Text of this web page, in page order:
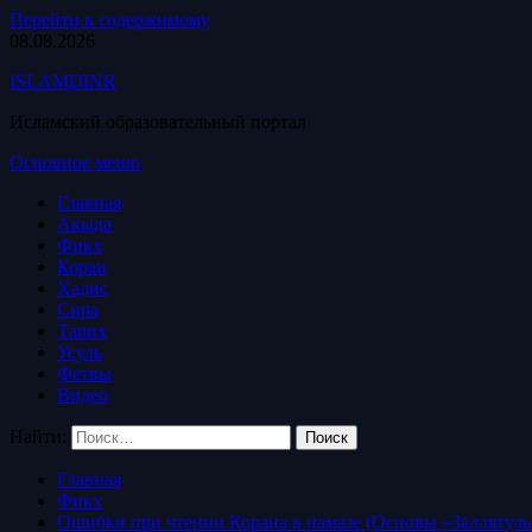
Перейти к содержимому
08.08.2026
ISLAMDINR
Исламский образовательный портал
Основное меню
Главная
Акыда
Фикх
Коран
Хадис
Сира
Тарих
Усуль
Фетвы
Видео
Найти:
Главная
Фикх
Ошибки при чтении Корана в намазе (Основы